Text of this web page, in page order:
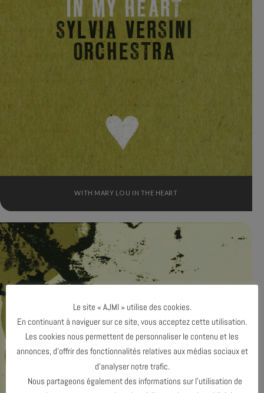
WITH MARY LOU IN THE HEART
Le site « AJMI » utilise des cookies.
En continuant à naviguer sur ce site, vous acceptez cette utilisation.
Les cookies nous permettent de personnaliser le contenu et les
annonces, d’offrir des fonctionnalités relatives aux médias sociaux et
d’analyser notre trafic.
Nous partageons également des informations sur l’utilisation de